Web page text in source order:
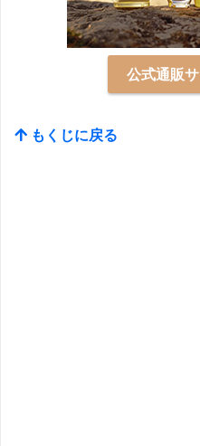
公式通販
もくじに戻る